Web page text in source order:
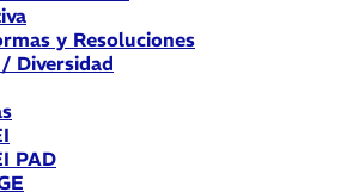
y Resoluciones
Diversidad
PAD